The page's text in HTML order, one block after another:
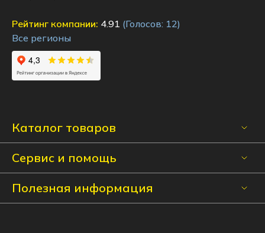
Каталог товаров
Сервис и помощь
Полезная информация
Рейтинг компании: 4.91 (Голосов: 12)
Все регионы